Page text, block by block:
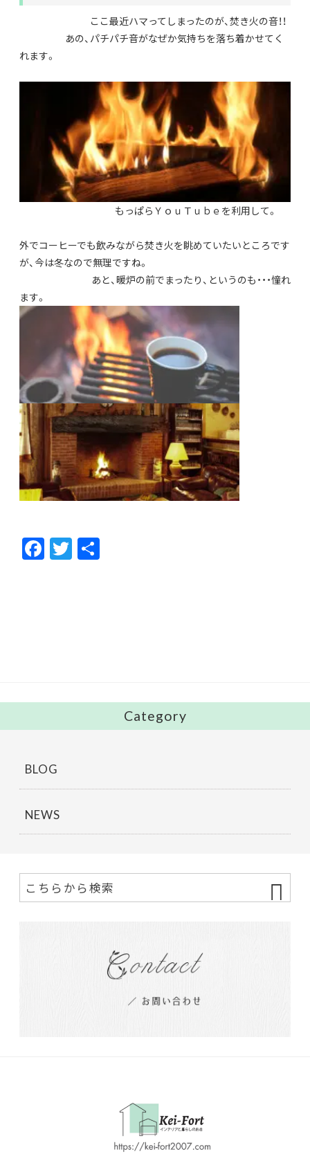
ここ最近ハマってしまったのが、焚き火の音！！
あの、パチパチ音がなぜか気持ちを落ち着かせてく
れます。
もっぱらＹｏｕＴｕｂｅを利用して。
外でコーヒーでも飲みながら焚き火を眺めていたいところです
が、今は冬なので無理ですね。
あと、暖炉の前でまったり、というのも・・・憧れ
ます。
F
ac
T
w
Category
BLOG
NEWS